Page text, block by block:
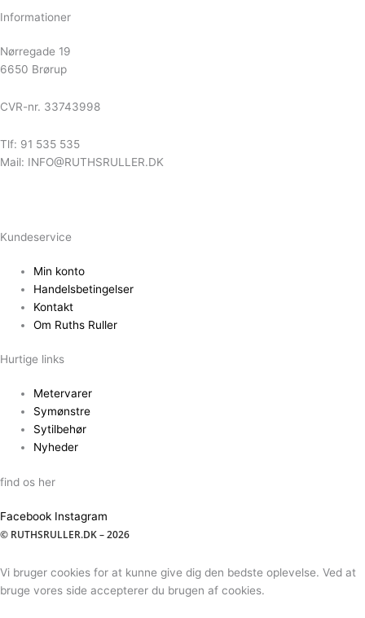
Informationer
Nørregade 19
6650 Brørup
CVR-nr. 33743998
Tlf: 91 535 535
Mail: INFO@RUTHSRULLER.DK
Kundeservice
Min konto
Handelsbetingelser
Kontakt
Om Ruths Ruller
Hurtige links
Metervarer
Symønstre
Sytilbehør
Nyheder
find os her
Facebook Instagram
© RUTHSRULLER.DK – 2026
Vi bruger cookies for at kunne give dig den bedste oplevelse. Ved at
bruge vores side accepterer du brugen af cookies.